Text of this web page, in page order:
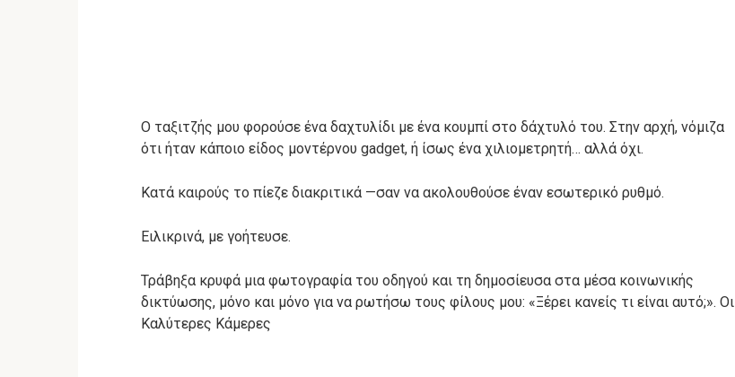
Ο ταξιτζής μου φορούσε ένα δαχτυλίδι με ένα κουμπί στο δάχτυλό του. Στην αρχή, νόμιζα
ότι ήταν κάποιο είδος μοντέρνου gadget, ή ίσως ένα χιλιομετρητή… αλλά όχι.
Κατά καιρούς το πίεζε διακριτικά —σαν να ακολουθούσε έναν εσωτερικό ρυθμό.
Ειλικρινά, με γοήτευσε.
Τράβηξα κρυφά μια φωτογραφία του οδηγού και τη δημοσίευσα στα μέσα κοινωνικής
δικτύωσης, μόνο και μόνο για να ρωτήσω τους φίλους μου: «Ξέρει κανείς τι είναι αυτό;». Οι
Καλύτερες Κάμερες